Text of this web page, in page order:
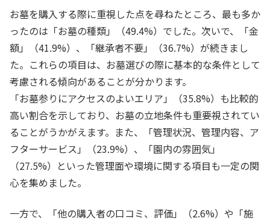
お墓を購入する際に重視した点を尋ねたところ、最も多か
ったのは「お墓の種類」（49.4%）でした。次いで、「金
額」（41.9%）、「継承者不要」（36.7%）が続きまし
た。これらの項目は、お墓選びの際に基本的な条件として
考慮される傾向があることが分かります。
「お墓参りにアクセスのよいエリア」（35.8%）も比較的
高い割合を示しており、お墓の立地条件も重要視されてい
ることがうかがえます。また、「管理状況、管理内容、ア
フターサービス」（23.9%）、「園内の雰囲気」
（27.5%）といった管理面や環境に関する項目も一定の関
心を集めました。
一方で、「他の購入者の口コミ、評価」（2.6%）や「施